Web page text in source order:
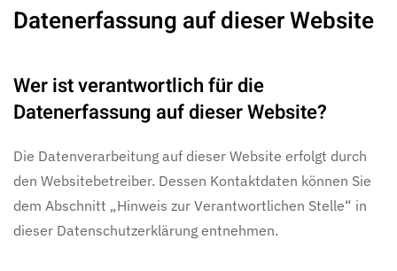
Datenerfassung auf dieser Website
Wer ist verantwortlich für die
Datenerfassung auf dieser Website?
Die Datenverarbeitung auf dieser Website erfolgt durch
den Websitebetreiber. Dessen Kontaktdaten können Sie
dem Abschnitt „Hinweis zur Verantwortlichen Stelle“ in
dieser Datenschutzerklärung entnehmen.